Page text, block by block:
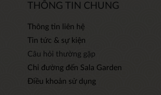
THÔNG TIN CHUNG
Thông tin liên hệ
Tin tức & sự kiện
Câu hỏi thường gặp
Chỉ đường đến Sala Garden
Điều khoản sử dụng